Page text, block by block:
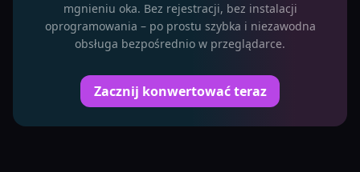
mgnieniu oka. Bez rejestracji, bez instalacji
oprogramowania – po prostu szybka i niezawodna
obsługa bezpośrednio w przeglądarce.
Zacznij konwertować teraz